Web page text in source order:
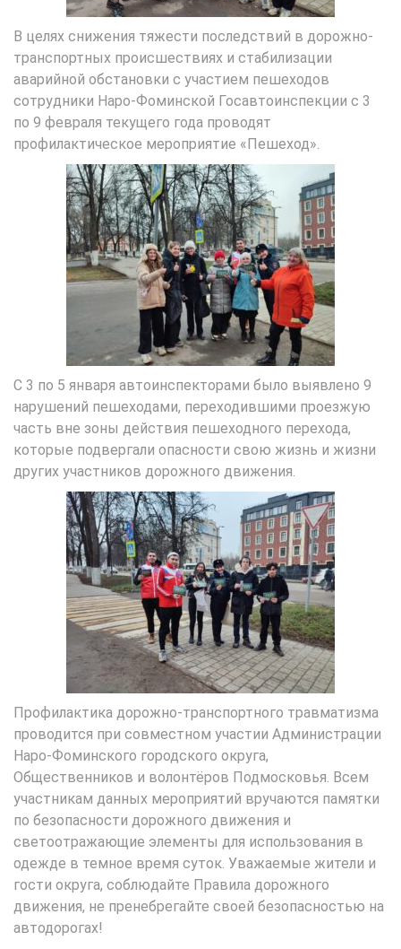
В целях снижения тяжести последствий в дорожно-
транспортных происшествиях и стабилизации
аварийной обстановки с участием пешеходов
сотрудники Наро-Фоминской Госавтоинспекции с 3
по 9 февраля текущего года проводят
профилактическое мероприятие «Пешеход».
С 3 по 5 января автоинспекторами было выявлено 9
нарушений пешеходами, переходившими проезжую
часть вне зоны действия пешеходного перехода,
которые подвергали опасности свою жизнь и жизни
других участников дорожного движения.
Профилактика дорожно-транспортного травматизма
проводится при совместном участии Администрации
Наро-Фоминского городского округа,
Общественников и волонтёров Подмосковья. Всем
участникам данных мероприятий вручаются памятки
по безопасности дорожного движения и
светоотражающие элементы для использования в
одежде в темное время суток. Уважаемые жители и
гости округа, соблюдайте Правила дорожного
движения, не пренебрегайте своей безопасностью на
автодорогах!